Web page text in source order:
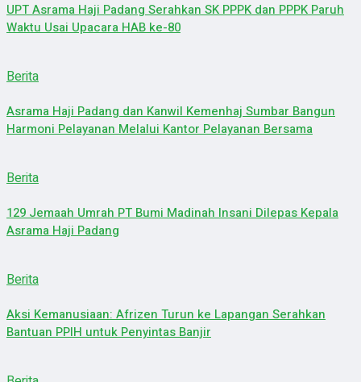
UPT Asrama Haji Padang Serahkan SK PPPK dan PPPK Paruh
Waktu Usai Upacara HAB ke-80
Berita
Asrama Haji Padang dan Kanwil Kemenhaj Sumbar Bangun
Harmoni Pelayanan Melalui Kantor Pelayanan Bersama
Berita
129 Jemaah Umrah PT Bumi Madinah Insani Dilepas Kepala
Asrama Haji Padang
Berita
Aksi Kemanusiaan: Afrizen Turun ke Lapangan Serahkan
Bantuan PPIH untuk Penyintas Banjir